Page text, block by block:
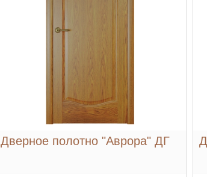
Дверное полотно "Аврора" ДГ